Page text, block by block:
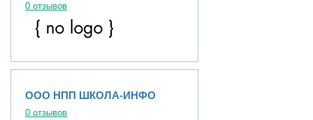
0 отзывов
ООО НПП ШКОЛА-ИНФО
0 отзывов